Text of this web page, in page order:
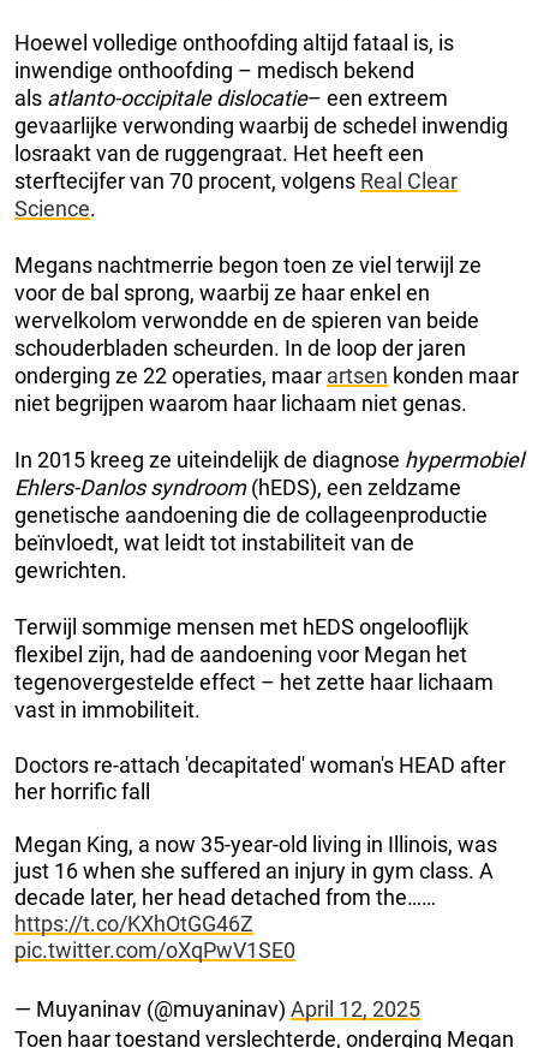
Hoewel volledige onthoofding altijd fataal is, is
inwendige onthoofding – medisch bekend
als atlanto-occipitale dislocatie– een extreem
gevaarlijke verwonding waarbij de schedel inwendig
losraakt van de ruggengraat. Het heeft een
sterftecijfer van 70 procent, volgens Real Clear
Science.
Megans nachtmerrie begon toen ze viel terwijl ze
voor de bal sprong, waarbij ze haar enkel en
wervelkolom verwondde en de spieren van beide
schouderbladen scheurden. In de loop der jaren
onderging ze 22 operaties, maar artsen konden maar
niet begrijpen waarom haar lichaam niet genas.
In 2015 kreeg ze uiteindelijk de diagnose hypermobiel
Ehlers-Danlos syndroom(hEDS), een zeldzame
genetische aandoening die de collageenproductie
beïnvloedt, wat leidt tot instabiliteit van de
gewrichten.
Terwijl sommige mensen met hEDS ongelooflijk
flexibel zijn, had de aandoening voor Megan het
tegenovergestelde effect – het zette haar lichaam
vast in immobiliteit.
Doctors re-attach 'decapitated' woman's HEAD after
her horrific fall
Megan King, a now 35-year-old living in Illinois, was
just 16 when she suffered an injury in gym class. A
decade later, her head detached from the……
https://t.co/KXhOtGG46Z
pic.twitter.com/oXqPwV1SE0
— Muyaninav (@muyaninav) April 12, 2025
Toen haar toestand verslechterde, onderging Megan